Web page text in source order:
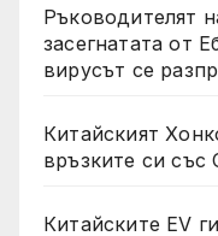
Ръководителят
засегнатата от
вирусът се
Китайският
връзките си със
Китайските EV